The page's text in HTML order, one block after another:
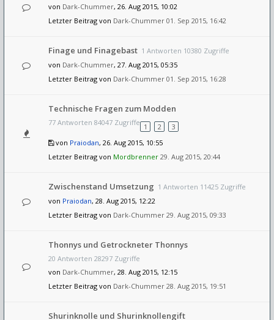
von Dark-Chummer, 26. Aug 2015, 10:02
Letzter Beitrag von Dark-Chummer 01. Sep 2015, 16:42
Finage und Finagebast 1 Antworten 10380 Zugriffe
von Dark-Chummer, 27. Aug 2015, 05:35
Letzter Beitrag von Dark-Chummer 01. Sep 2015, 16:28
Technische Fragen zum Modden
77 Antworten 84047 Zugriffe 1 2
3
von Praiodan, 26. Aug 2015, 10:55
Letzter Beitrag von Mordbrenner 29. Aug 2015, 20:44
Zwischenstand Umsetzung 1 Antworten 11425 Zugriffe
von Praiodan, 28. Aug 2015, 12:22
Letzter Beitrag von Dark-Chummer 29. Aug 2015, 09:33
Thonnys und Getrockneter Thonnys
20 Antworten 28297 Zugriffe
von Dark-Chummer, 28. Aug 2015, 12:15
Letzter Beitrag von Dark-Chummer 28. Aug 2015, 19:51
Shurinknolle und Shurinknollengift